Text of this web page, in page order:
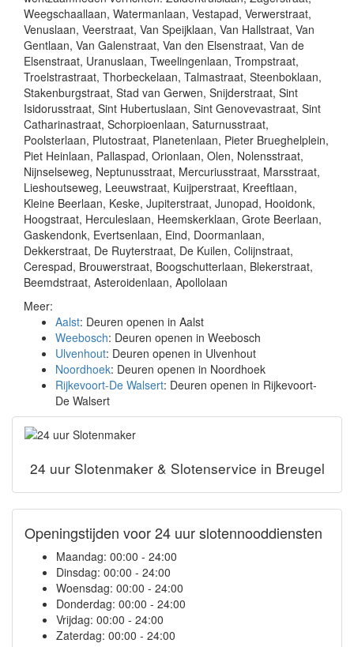
Weegschaallaan, Watermanlaan, Vestapad, Verwerstraat,
Venuslaan, Veerstraat, Van Speijklaan, Van Hallstraat, Van
Gentlaan, Van Galenstraat, Van den Elsenstraat, Van de
Elsenstraat, Uranuslaan, Tweelingenlaan, Trompstraat,
Troelstrastraat, Thorbeckelaan, Talmastraat, Steenboklaan,
Stakenburgstraat, Stad van Gerwen, Snijderstraat, Sint
Isidorusstraat, Sint Hubertuslaan, Sint Genovevastraat, Sint
Catharinastraat, Schorpioenlaan, Saturnusstraat,
Poolsterlaan, Plutostraat, Planetenlaan, Pieter Brueghelplein,
Piet Heinlaan, Pallaspad, Orionlaan, Olen, Nolensstraat,
Nijnselseweg, Neptunusstraat, Mercuriusstraat, Marsstraat,
Lieshoutseweg, Leeuwstraat, Kuijperstraat, Kreeftlaan,
Kleine Beerlaan, Keske, Jupiterstraat, Junopad, Hooidonk,
Hoogstraat, Herculeslaan, Heemskerklaan, Grote Beerlaan,
Gaskendonk, Evertsenlaan, Eind, Doormanlaan,
Dekkerstraat, De Ruyterstraat, De Kuilen, Colijnstraat,
Cerespad, Brouwerstraat, Boogschutterlaan, Blekerstraat,
Beemdstraat, Asteroidenlaan, Apollolaan
Meer:
Aalst: Deuren openen in Aalst
Weebosch: Deuren openen in Weebosch
Ulvenhout: Deuren openen in Ulvenhout
Noordhoek: Deuren openen in Noordhoek
Rijkevoort-De Walsert: Deuren openen in Rijkevoort-
De Walsert
24 uur Slotenmaker & Slotenservice in Breugel
Openingstijden voor 24 uur slotennooddiensten
Maandag: 00:00 - 24:00
Dinsdag: 00:00 - 24:00
Woensdag: 00:00 - 24:00
Donderdag: 00:00 - 24:00
Vrijdag: 00:00 - 24:00
Zaterdag: 00:00 - 24:00